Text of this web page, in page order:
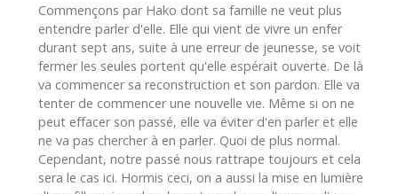
Commençons par Hako dont sa famille ne veut plus
entendre parler d'elle. Elle qui vient de vivre un enfer
durant sept ans, suite à une erreur de jeunesse, se voit
fermer les seules portent qu'elle espérait ouverte. De là
va commencer sa reconstruction et son pardon. Elle va
tenter de commencer une nouvelle vie. Même si on ne
peut effacer son passé, elle va éviter d'en parler et elle
ne va pas chercher à en parler. Quoi de plus normal.
Cependant, notre passé nous rattrape toujours et cela
sera le cas ici. Hormis ceci, on a aussi la mise en lumière